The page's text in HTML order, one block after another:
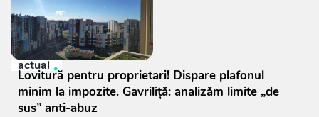
actual
Lovitură pentru proprietari! Dispare plafonul
minim la impozite. Gavriliță: analizăm limite „de
sus” anti-abuz